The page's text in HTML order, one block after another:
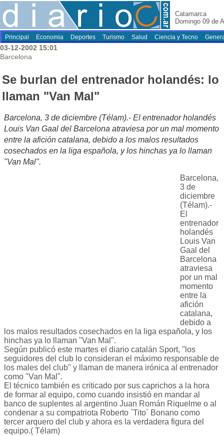
Catamarca
Domingo 09 de
Principal Economia Deportes Turismo Salud Ciencia y Tecno
03-12-2002 15:01
Barcelona
Se burlan del entrenador holandés: lo
llaman "Van Mal"
Barcelona, 3 de diciembre (Télam).- El entrenador holandés
Louis Van Gaal del Barcelona atraviesa por un mal momento
entre la afición catalana, debido a los malos resultados
cosechados en la liga española, y los hinchas ya lo llaman
"Van Mal".
Barcelona,
3 de
diciembre
(Télam).-
El
entrenador
holandés
Louis Van
Gaal del
Barcelona
atraviesa
por un mal
momento
entre la
afición
catalana,
debido a
los malos resultados cosechados en la liga española, y los
hinchas ya lo llaman "Van Mal".
Según publicó este martes el diario catalán Sport, "los
seguidores del club lo consideran el máximo responsable de
los males del club" y llaman de manera irónica al entrenador
como "Van Mal".
El técnico también es criticado por sus caprichos a la hora
de formar al equipo, como cuando insistió en mandar al
banco de suplentes al argentino Juan Román Riquelme o al
condenar a su compatriota Roberto `Tito` Bonano como
tercer arquero del club y ahora es la verdadera figura del
equipo.( Télam)